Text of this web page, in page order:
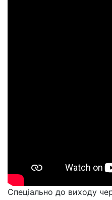
Спеціально до виходу